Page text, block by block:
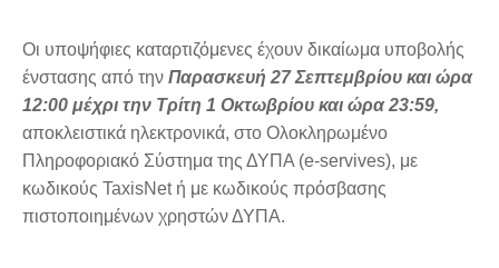
Οι υποψήφιες καταρτιζόμενες έχουν δικαίωμα υποβολής
ένστασης από την Παρασκευή 27 Σεπτεμβρίου και ώρα
12:00 μέχρι την Τρίτη 1 Οκτωβρίου και ώρα 23:59,
αποκλειστικά ηλεκτρονικά, στο Ολοκληρωμένο
Πληροφοριακό Σύστημα της ΔΥΠΑ (e-servives), με
κωδικούς TaxisNet ή με κωδικούς πρόσβασης
πιστοποιημένων χρηστών ΔΥΠΑ.